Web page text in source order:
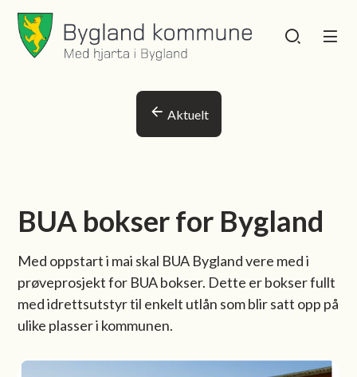
Bygland kommune
Aktuelt
BUA bokser for Bygland
Med oppstart i mai skal BUA Bygland vere med i
prøveprosjekt for BUA bokser. Dette er bokser fullt
med idrettsutstyr til enkelt utlån som blir satt opp på
ulike plasser i kommunen.